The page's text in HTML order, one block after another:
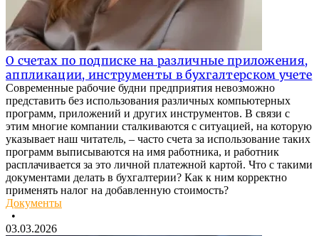
О счетах по подписке на различные приложения,
аппликации, инструменты в бухгалтерском учете
Современные рабочие будни предприятия невозможно
представить без использования различных компьютерных
программ, приложений и других инструментов. В связи с
этим многие компании сталкиваются с ситуацией, на которую
указывает наш читатель, – часто счета за использование таких
программ выписываются на имя работника, и работник
расплачивается за это личной платежной картой. Что с такими
документами делать в бухгалтерии? Как к ним корректно
применять налог на добавленную стоимость?
Документы
•
03.03.2026